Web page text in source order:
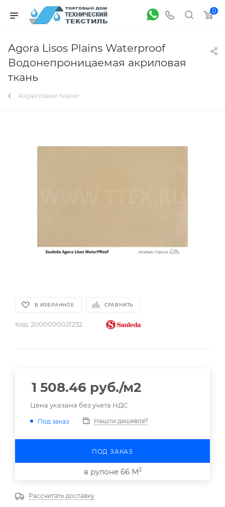
0
Agora Lisos Plains Waterproof
Водонепроницаемая акриловая
ткань
Акриловые ткани
В ИЗБРАННОЕ СРАВНИТЬ
Код: 2000000021232
1 508.46 руб./м2
Цена указана без учета НДС
Под заказ Нашли дешевле?
ПОД ЗАКАЗ
в рулоне 66 М2
Рассчитать доставку